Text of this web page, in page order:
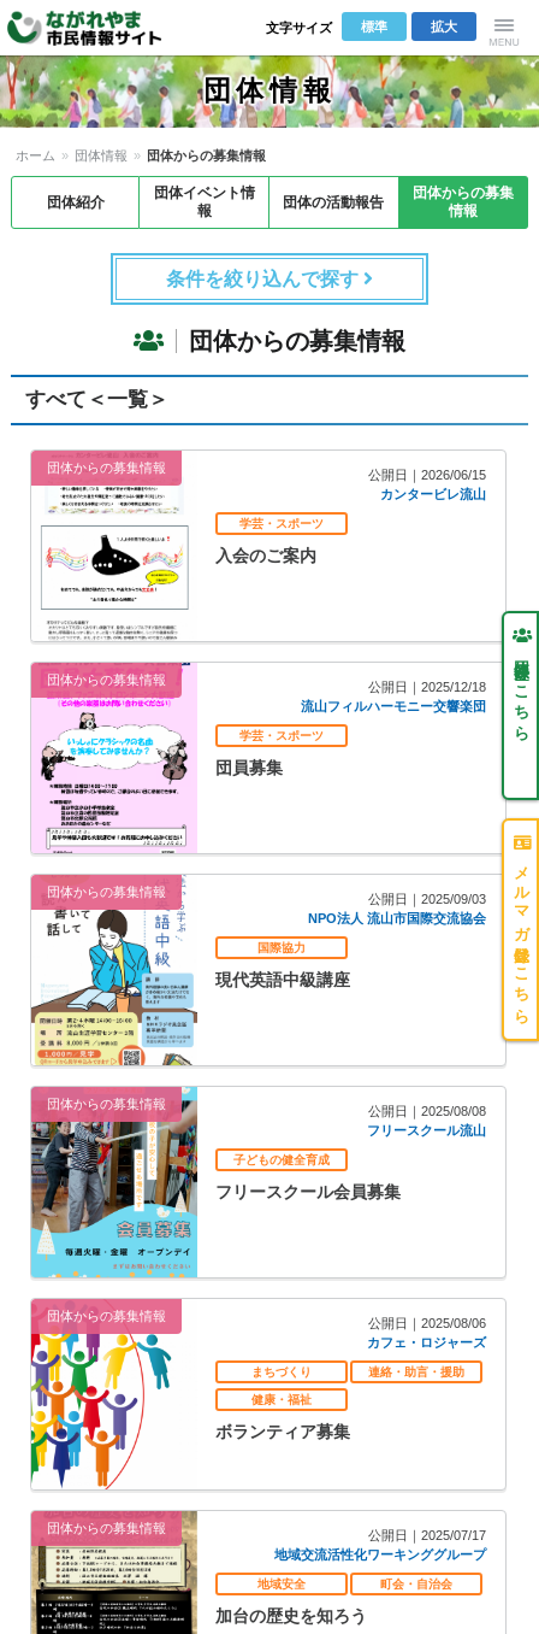
Menu
拡大
標準
文字サイズ
団体情報
ホーム » 団体情報 » 団体からの募集情報
団体紹介
団体イベント情
報
団体の活動報告
団体からの募集
情報
条件を絞り込んで探す
団体からの募集情報
すべて＜一覧＞
団体からの募集情報
公開日｜2026/06/15
カンタービレ流山
学芸・スポーツ
入会のご案内
団体からの募集情報
公開日｜2025/12/18
流山フィルハーモニー交響楽団
学芸・スポーツ
団員募集
団体からの募集情報
公開日｜2025/09/03
NPO法人 流山市国際交流協会
国際協力
現代英語中級講座
団体からの募集情報
公開日｜2025/08/08
フリースクール流山
子どもの健全育成
フリースクール会員募集
団体からの募集情報
公開日｜2025/08/06
カフェ・ロジャーズ
まちづくり 連絡・助言・援助
健康・福祉
ボランティア募集
団体からの募集情報
公開日｜2025/07/17
地域交流活性化ワーキンググループ
地域安全 町会・自治会
加台の歴史を知ろう
団体登録はこちら
メルマガ登録はこちら